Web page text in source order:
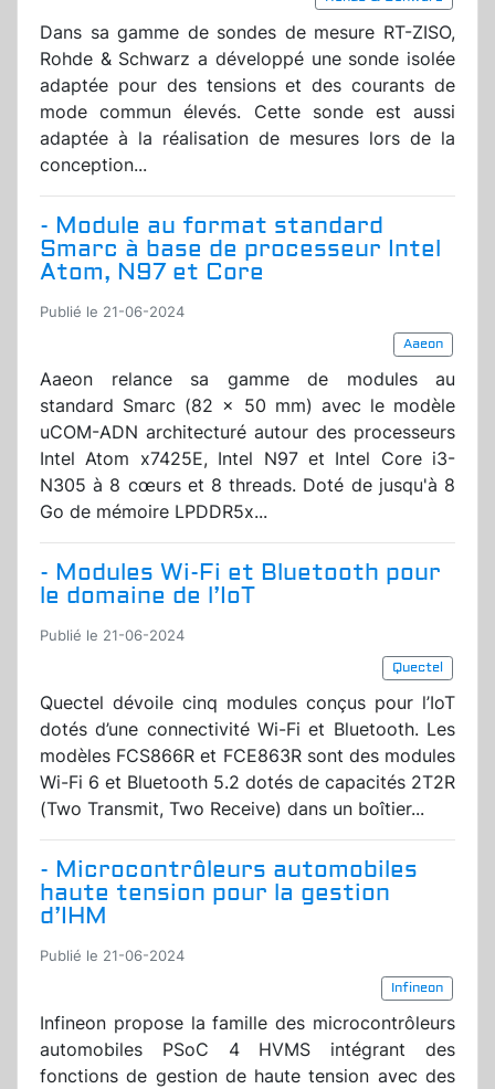
Dans sa gamme de sondes de mesure RT-ZISO,
Rohde & Schwarz a développé une sonde isolée
adaptée pour des tensions et des courants de
mode commun élevés. Cette sonde est aussi
adaptée à la réalisation de mesures lors de la
conception...
- Module au format standard
Smarc à base de processeur Intel
Atom, N97 et Core
Publié le 21-06-2024
Aaeon
Aaeon relance sa gamme de modules au
standard Smarc (82 x 50 mm) avec le modèle
uCOM-ADN architecturé autour des processeurs
Intel Atom x7425E, Intel N97 et Intel Core i3-
N305 à 8 cœurs et 8 threads. Doté de jusqu'à 8
Go de mémoire LPDDR5x...
- Modules Wi-Fi et Bluetooth pour
le domaine de l’IoT
Publié le 21-06-2024
Quectel
Quectel dévoile cinq modules conçus pour l’IoT
dotés d’une connectivité Wi-Fi et Bluetooth. Les
modèles FCS866R et FCE863R sont des modules
Wi-Fi 6 et Bluetooth 5.2 dotés de capacités 2T2R
(Two Transmit, Two Receive) dans un boîtier...
- Microcontrôleurs automobiles
haute tension pour la gestion
d’IHM
Publié le 21-06-2024
Infineon
Infineon propose la famille des microcontrôleurs
automobiles PSoC 4 HVMS intégrant des
fonctions de gestion de haute tension avec des